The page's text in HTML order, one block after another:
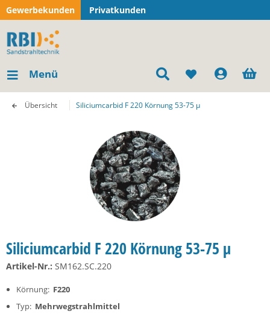
Gewerbekunden Privatkunden
Menü
Übersicht Siliciumcarbid F 220 Körnung 53-75 µ
Siliciumcarbid F 220 Körnung 53-75 µ
Artikel-Nr.: SM162.SC.220
Körnung: F220
Typ: Mehrwegstrahlmittel